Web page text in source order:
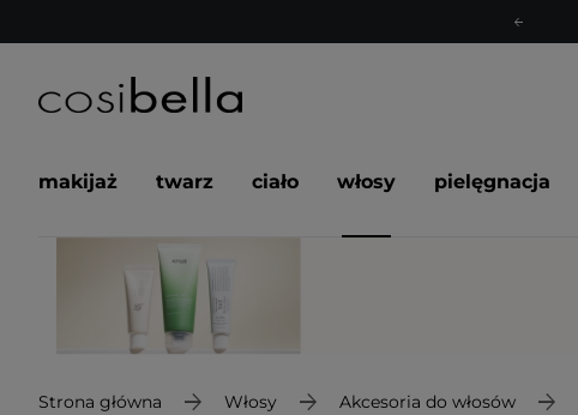
makijaż twarz ciało włosy pielęgnacja
Strona główna Włosy Akcesoria do włosów